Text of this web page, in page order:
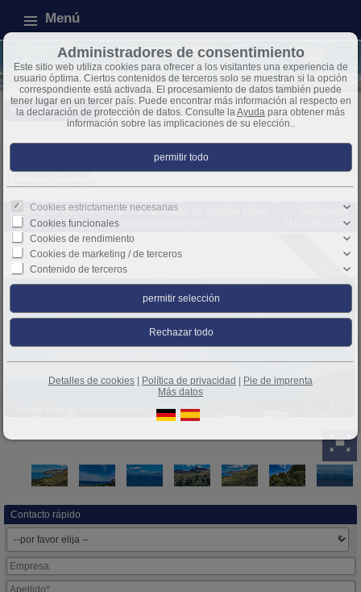
Menú
Inmuebles Ventas Fincas/Casas/Villas Ficha
Inmueble anterior
Volver al resumen
Colonia de Sant Pere: Parcela edificable en esquina sobre
ladera con ¡puras vistas panorámicas al mar!
Referencia:
H101000232H
Contacto rápido
Administradores de consentimiento
Este sitio web utiliza cookies para ofrecer a los visitantes una experiencia de
usuario óptima. Ciertos contenidos de terceros solo se muestran si la opción
correspondiente está activada. El procesamiento de datos también puede
tener lugar en un tercer país. Puede encontrar más información al respecto en
la declaración de protección de datos. Consulte laAyuda para obtener más
información sobre las implicaciones de su elección..
Cookies estrictamente necesarias
Cookies funcionales
Cookies de rendimiento
Cookies de marketing / de terceros
Contenido de terceros
Detalles de cookies Política de privacidad
Pie de imprenta
Más datos